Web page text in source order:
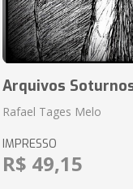
Arquivos
Rafael Tages Melo
IMPRESSO
R$ 49,15